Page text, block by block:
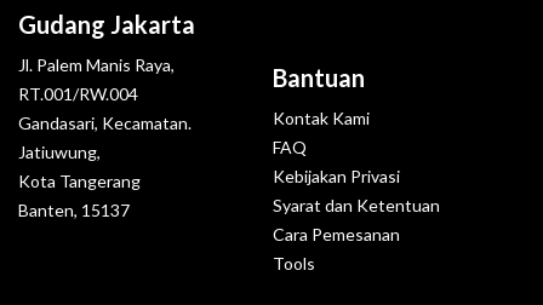
Gudang Jakarta
Jl. Palem Manis Raya,
RT.001/RW.004
Gandasari, Kecamatan.
Jatiuwung,
Kota Tangerang
Banten, 15137
Bantuan
Kontak Kami
FAQ
Kebijakan Privasi
Syarat dan Ketentuan
Cara Pemesanan
Tools